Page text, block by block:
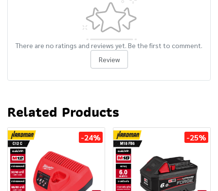
There are no ratings and reviews yet. Be the first to comment.
Review
Related Products
-24% -25%